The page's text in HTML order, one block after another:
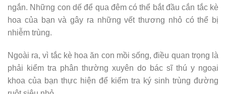
ngắn. Những con dế để qua đêm có thể bắt đầu cắn tắc kè
hoa của bạn và gây ra những vết thương nhỏ có thể bị
nhiễm trùng.
Ngoài ra, vì tắc kè hoa ăn con mồi sống, điều quan trọng là
phải kiểm tra phân thường xuyên do bác sĩ thú y ngoại
khoa của bạn thực hiện để kiểm tra ký sinh trùng đường